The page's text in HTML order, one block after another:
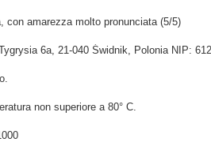
con amarezza molto pronunciata (5/5)
6a, 21-040 Świdnik, Polonia NIP:
non superiore a 80° C.